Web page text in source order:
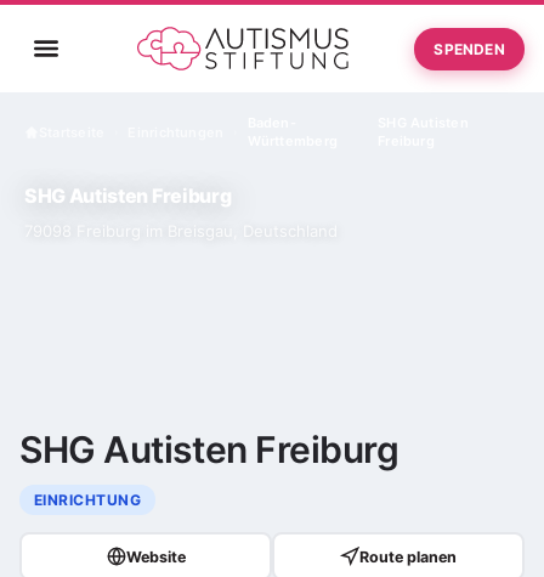
SPENDEN
SHG Autisten Freiburg
79098 Freiburg im Breisgau, Deutschland
SHG Autisten Freiburg
EINRICHTUNG
Website Route planen